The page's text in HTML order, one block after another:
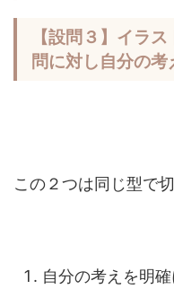
【設問３】イラ
問に対し自分の考
この２つは同じ型で
自分の考えを明